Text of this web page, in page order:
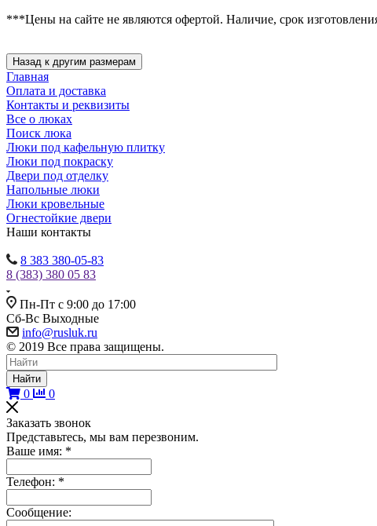
***Цены на сайте не являются офертой. Наличие, срок
Главная
Оплата и доставка
Контакты и реквизиты
Все о люках
Поиск люка
Люки под кафельную плитку
Люки под покраску
Двери под отделку
Напольные люки
Люки кровельные
Огнестойкие двери
Наши контакты
8 383 380-05-83
8 (383) 380 05 83
Пн-Пт с 9:00 до 17:00
Сб-Вс Выходные
info@rusluk.ru
© 2019 Все права защищены.
Найти
0 0
Заказать звонок
Представьтесь, мы вам перезвоним.
Ваше имя: *
Телефон: *
Сообщение: